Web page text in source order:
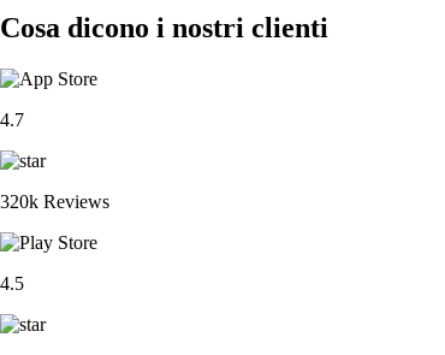
Cosa dicono i nostri clienti
4.7
320k Reviews
4.5